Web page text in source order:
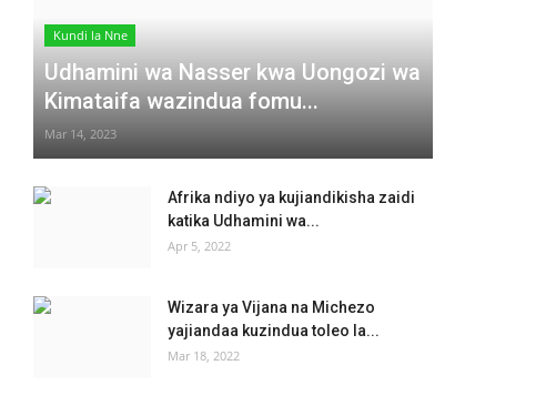
Kundi la Nne
Udhamini wa Nasser kwa Uongozi wa
Kimataifa wazindua fomu...
Mar 14, 2023
Afrika ndiyo ya kujiandikisha zaidi
katika Udhamini wa...
Apr 5, 2022
Wizara ya Vijana na Michezo
yajiandaa kuzindua toleo la...
Mar 18, 2022